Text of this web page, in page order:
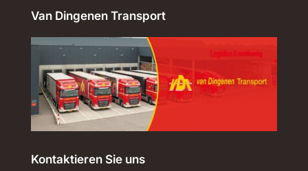
Van Dingenen Transport
Kontaktieren Sie uns